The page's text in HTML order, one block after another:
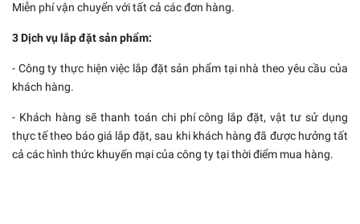
Miễn phí vận chuyển với tất cả các đơn hàng.
3 Dịch vụ lắp đặt sản phẩm:
- Công ty thực hiện việc lắp đặt sản phẩm tại nhà theo yêu cầu của
khách hàng.
- Khách hàng sẽ thanh toán chi phí công lắp đặt, vật tư sử dụng
thực tế theo báo giá lắp đặt, sau khi khách hàng đã được hưởng tất
cả các hình thức khuyến mại của công ty tại thời điểm mua hàng.